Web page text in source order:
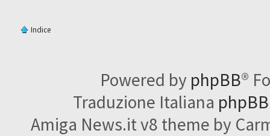
Indice
Powered by phpBB®
Traduzione Italiana
Amiga News.it v8 theme by